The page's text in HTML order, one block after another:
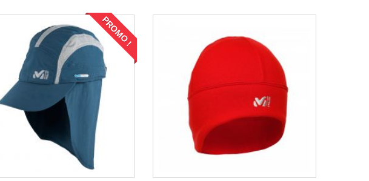
PROMO !